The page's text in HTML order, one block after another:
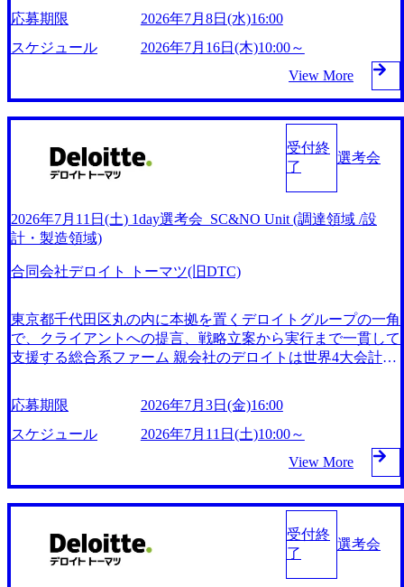
てプロジェクトに参加し、実戦練習でワークが学べる「シャ
ドーアサイン」、月に1回、アサイン希望やキャリア形成に
関する相談が可能な「コーチ面談」等の制度が充実 コンサ
ルタントとしての基礎力を磨く「プールユニット」制度の下
で、幅広い分野のプロジェクトに参画することが出来る環境
が用意 上長の承認なく応募可能な公募での異動制度が取り
入れられており、部署内での異動はもちろん、クライアント
や国際機関への出向も可能 育児・介護・不妊治療を理由と
したワーキングプログラムが複数種類あり、働き方・働く時
間・目標設定などを制約の大きさに応じて希望するコースを
選択することが可能 日系企業並みに年次有給休暇・年末年
始休暇を取得可能で、他ファームと比べても充実した休暇制
度が用意。福利厚生に関しても一般的なものは勿論、会社の
指定する一部の資格の教材費等は自己研鑽費用として実費で
制限や男性含めた育休取得、女性の積極登用、社内保育園の
設立など従業員の満足度を高める施策に注力している 2026
年8月29日(土) 9:30～13:30 ※面接時間により12:30に終了の可
ますため、上記より早く応募を締め切る可能性もございま
ただくことがございます。 当社二重橋オフィスで実施のEng
ineering Unitコンサルタント選考会です。 会社及び事業説明
会～面接2回の全選考が1日で完結するイベントとなります。
伝えとなります。 13:30までのご予定確保をお願いしま
す。 ＜Aパターン＞ 09:30～10:20 会社および事業説明会
10:30～11:20 1次面接 11:30～12:20 2次面接 ＜Bパタ
ている DTCも従業員数、案件数ともに日本最大級の規模感
を誇り、BIG4の中でも極めて広い専門分野をカバー グルー
プ企業の有限責任監査法人トーマツやDTFA、DTRAとの提
携により、国内約30都市、約2万人の専門家と共に公共・医
療・製造・通信・インフラ・リスク管理等の幅広い業界にコ
ンサルティングサービスを提供 【スクープ】デロイトがコ
ンサルとFAを集約する大組織再編へ!新体制の各組織トップ
候補の実名を公開 (https://diamond.jp/articles/-/341899) デロイト
トーマツ、RAGシステムの検索/回答精度を高めるソフトウ
ェアを開発 (https://it.impress.co.jp/articles/-/26564) テクノロジー
ServiceNowとデロイト トーマツの支援プログラムに、女性
の就労支援や企業・自治体のDXを推進するMAIAが参画 (htt
は現状のスキル重視では無く、「一人前のコンサルタントに
視 コンサルタントの成長モデルとして「アワーグラス・モ
デル」が導入されており、専門性を絞る前に広範囲の経験を
積み、シニアマネジャーに到達する段階では複数分野で活躍
できる専門性を身につけるプログラムとなっている 社内の
象とした3週間の「基礎トレーニング」や、インターンとし
てプロジェクトに参加し、実戦練習でワークが学べる「シャ
ドーアサイン」、月に1回、アサイン希望やキャリア形成に
関する相談が可能な「コーチ面談」等の制度が充実 コンサ
ルタントとしての基礎力を磨く「プールユニット」制度の下
で、幅広い分野のプロジェクトに参画することが出来る環境
入れられており、部署内での異動はもちろん、クライアント
や国際機関への出向も可能 育児・介護・不妊治療を理由と
したワーキングプログラムが複数種類あり、働き方・働く時
応募期限
2026年7月8日(水)16:00
スケジュール
2026年7月16日(木)10:00～
View More
受付終
了
選考会
2026年7月11日(土) 1day選考会_SC&NO Unit (調達領域 /設
計・製造領域)
合同会社デロイト トーマツ(旧DTC)
東京都千代田区丸の内に本拠を置くデロイトグループの一角
で、クライアントへの提言、戦略立案から実行まで一貫して
支援する総合系ファーム 親会社のデロイトは世界4大会計事
ている DTCも従業員数、案件数ともに日本最大級の規模感
を誇り、BIG4の中でも極めて広い専門分野をカバー グルー
プ企業の有限責任監査法人トーマツやDTFA、DTRAとの提
携により、国内約30都市、約2万人の専門家と共に公共・医
療・製造・通信・インフラ・リスク管理等の幅広い業界にコ
ンサルティングサービスを提供 【スクープ】デロイトがコ
ンサルとFAを集約する大組織再編へ!新体制の各組織トップ
候補の実名を公開 (https://diamond.jp/articles/-/341899) デロイト
トーマツ、RAGシステムの検索/回答精度を高めるソフトウ
ェアを開発 (https://it.impress.co.jp/articles/-/26564) テクノロジー
応募期限
2026年7月3日(金)16:00
スケジュール
2026年7月11日(土)10:00～
View More
受付終
了
選考会